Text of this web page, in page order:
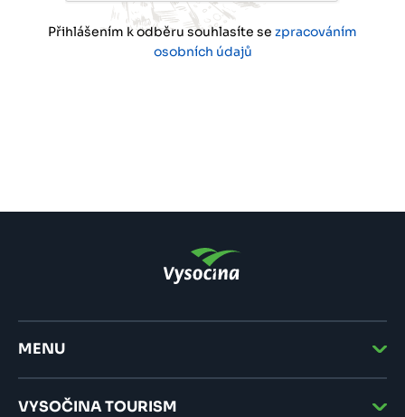
Přihlášením k odběru souhlasíte se zpracováním
osobních údajů
MENU
VYSOČINA TOURISM